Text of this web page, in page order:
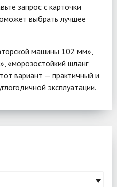
запрос с карточки
выбрать лучшее
машины 102 мм»,
«морозостойкий шланг
вариант — практичный и
эксплуатации.